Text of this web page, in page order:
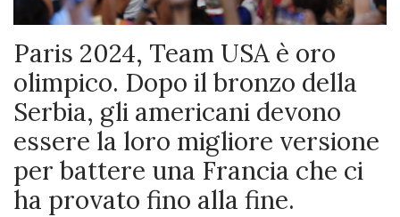
Paris 2024, Team USA è oro
olimpico. Dopo il bronzo della
Serbia, gli americani devono
essere la loro migliore versione
per battere una Francia che ci
ha provato fino alla fine.